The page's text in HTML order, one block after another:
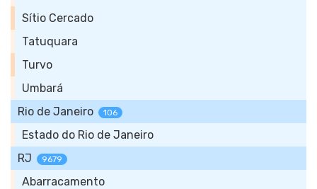
Sítio Cercado
Tatuquara
Turvo
Umbará
Rio de Janeiro
106
Estado do Rio de Janeiro
RJ
9679
Abarracamento